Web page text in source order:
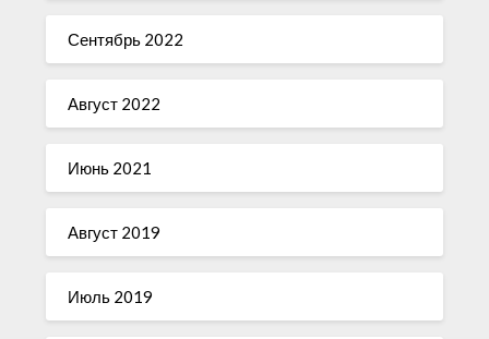
Сентябрь 2022
Август 2022
Июнь 2021
Август 2019
Июль 2019